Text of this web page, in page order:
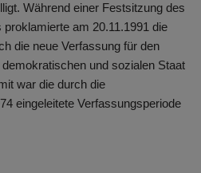
Während einer Festsitzung des
am 20.11.1991 die
die neue Verfassung für den
und sozialen Staat
war die durch die
eingeleitete Verfassungsperiode